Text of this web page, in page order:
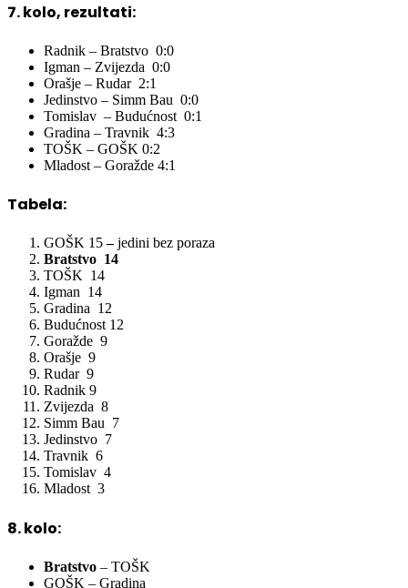
7. kolo, rezultati:
Radnik – Bratstvo 0:0
Igman – Zvijezda 0:0
Orašje – Rudar 2:1
Jedinstvo – Simm Bau 0:0
Tomislav – Budućnost 0:1
Gradina – Travnik 4:3
TOŠK – GOŠK 0:2
Mladost – Goražde 4:1
Tabela:
GOŠK 15–jedini bez poraza
Bratstvo 14
TOŠK 14
Igman 14
Gradina 12
Budućnost 12
Goražde 9
Orašje 9
Rudar 9
Radnik 9
Zvijezda 8
Simm Bau 7
Jedinstvo 7
Travnik 6
Tomislav 4
Mladost 3
8. kolo:
Bratstvo – TOŠK
GOŠK – Gradina